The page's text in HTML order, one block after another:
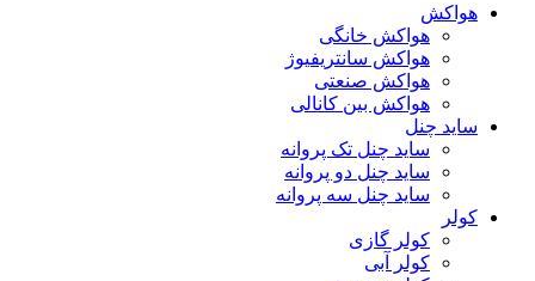
هواکش
هواکش خانگی
هواکش سانتریفیوژ
هواکش صنعتی
هواکش بین کانالی
ساید چنل
ساید چنل تک پروانه
ساید چنل دو پروانه
ساید چنل سه پروانه
کولر
کولر گازی
کولر آبی